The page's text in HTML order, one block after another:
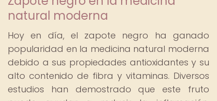
natural moderna
Hoy en día, el zapote negro ha ganado
popularidad en la medicina natural moderna
debido a sus propiedades antioxidantes y su
alto contenido de fibra y vitaminas. Diversos
estudios han demostrado que este fruto